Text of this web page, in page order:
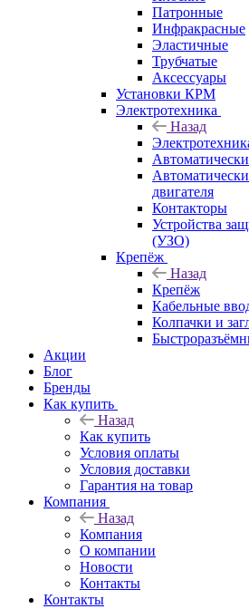
Патронные
Инфракрасные
Эластичные
Трубчатые
Аксессуары
Установки КРМ
Электротехника
Назад
двигателя
Контакторы
Устройства
(УЗО)
Крепёж
Назад
Крепёж
Кабельные
Колпачки и
Акции
Блог
Бренды
Как купить
Назад
Как купить
Условия оплаты
Условия доставки
Гарантия на товар
Компания
Назад
Компания
О компании
Новости
Контакты
Контакты